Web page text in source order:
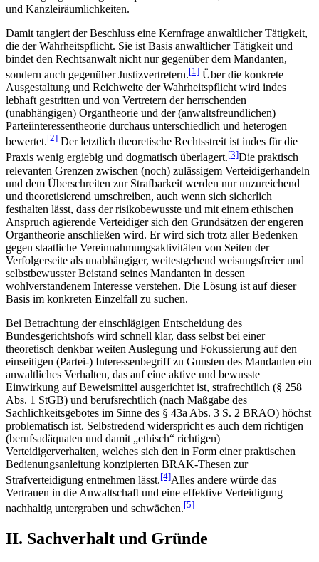
und Kanzleiräumlichkeiten.
Damit tangiert der Beschluss eine Kernfrage anwaltlicher Tätigkeit,
die der Wahrheitspflicht. Sie ist Basis anwaltlicher Tätigkeit und
bindet den Rechtsanwalt nicht nur gegenüber dem Mandanten,
sondern auch gegenüber Justizvertretern.[1] Über die konkrete
Ausgestaltung und Reichweite der Wahrheitspflicht wird indes
lebhaft gestritten und von Vertretern der herrschenden
(unabhängigen) Organtheorie und der (anwaltsfreundlichen)
Parteiinteressentheorie durchaus unterschiedlich und heterogen
bewertet.[2] Der letztlich theoretische Rechtsstreit ist indes für die
Praxis wenig ergiebig und dogmatisch überlagert.[3]Die praktisch
relevanten Grenzen zwischen (noch) zulässigem Verteidigerhandeln
und dem Überschreiten zur Strafbarkeit werden nur unzureichend
und theoretisierend umschreiben, auch wenn sich sicherlich
festhalten lässt, dass der risikobewusste und mit einem ethischen
Anspruch agierende Verteidiger sich den Grundsätzen der engeren
Organtheorie anschließen wird. Er wird sich trotz aller Bedenken
gegen staatliche Vereinnahmungsaktivitäten von Seiten der
Verfolgerseite als unabhängiger, weitestgehend weisungsfreier und
selbstbewusster Beistand seines Mandanten in dessen
wohlverstandenem Interesse verstehen. Die Lösung ist auf dieser
Basis im konkreten Einzelfall zu suchen.
Bei Betrachtung der einschlägigen Entscheidung des
Bundesgerichtshofs wird schnell klar, dass selbst bei einer
theoretisch denkbar weiten Auslegung und Fokussierung auf den
einseitigen (Partei-) Interessenbegriff zu Gunsten des Mandanten ein
anwaltliches Verhalten, das auf eine aktive und bewusste
Einwirkung auf Beweismittel ausgerichtet ist, strafrechtlich (§ 258
Abs. 1 StGB) und berufsrechtlich (nach Maßgabe des
Sachlichkeitsgebotes im Sinne des § 43a Abs. 3 S. 2 BRAO) höchst
problematisch ist. Selbstredend widerspricht es auch dem richtigen
(berufsadäquaten und damit „ethisch“ richtigen)
Verteidigerverhalten, welches sich den in Form einer praktischen
Bedienungsanleitung konzipierten BRAK-Thesen zur
Strafverteidigung entnehmen lässt.[4]Alles andere würde das
Vertrauen in die Anwaltschaft und eine effektive Verteidigung
nachhaltig untergraben und schwächen.[5]
II. Sachverhalt und Gründe